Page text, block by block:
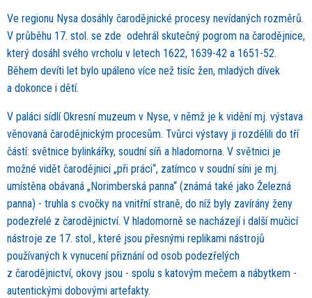
Ve regionu Nysa dosáhly čarodějnické procesy nevídaných rozměrů.
V průběhu 17. stol. se zde odehrál skutečný pogrom na čarodějnice,
který dosáhl svého vrcholu v letech 1622, 1639-42 a 1651-52.
Během devíti let bylo upáleno více než tisíc žen, mladých dívek
a dokonce i dětí.
V paláci sídlí Okresní muzeum v Nyse, v němž je k vidění mj. výstava
věnovaná čarodějnickým procesům. Tvůrci výstavy ji rozdělili do tří
částí: světnice bylinkářky, soudní síň a hladomorna. V světnici je
možné vidět čarodějnici „při práci“, zatímco v soudní síni je mj.
umístěna obávaná „Norimberská panna“ (známá také jako Železná
panna) - truhla s cvočky na vnitřní straně, do níž byly zavírány ženy
podezřelé z čarodějnictví. V hladomorně se nacházejí i další mučicí
nástroje ze 17. stol., které jsou přesnými replikami nástrojů
používaných k vynucení přiznání od osob podezřelých
z čarodějnictví, okovy jsou - spolu s katovým mečem a nábytkem -
autentickými dobovými artefakty.